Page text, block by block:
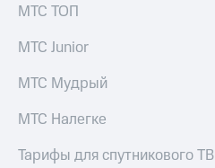
МТС ТОП
МТС Junior
МТС Мудрый
МТС Налегке
Тарифы для спутникового ТВ